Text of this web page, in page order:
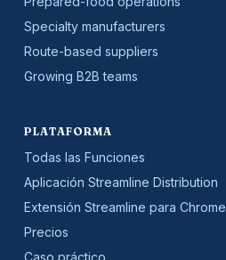
Specialty manufacturers
Route-based suppliers
Growing B2B teams
PLATAFORMA
Todas las Funciones
Aplicación Streamline Distribution
Extensión Streamline para Chrome
Precios
Caso práctico